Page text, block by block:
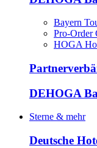
Bayern
Pro-Order
HOGA
DEHOGA
Sterne & mehr
Deutsche